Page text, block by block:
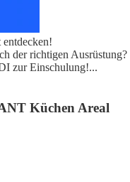
der richtigen Ausrüstung?
zur Einschulung!...
Küchen Areal